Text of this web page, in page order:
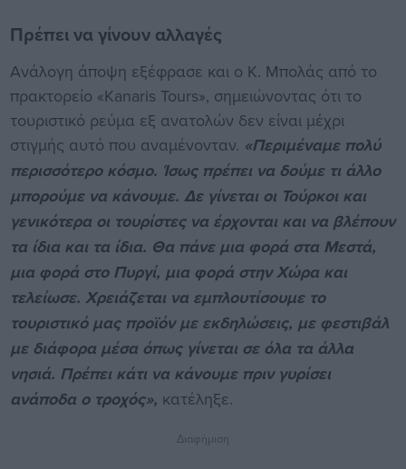
Πρέπει να γίνουν αλλαγές
Ανάλογη άποψη εξέφρασε και ο Κ. Μπολάς από το
πρακτορείο «Kanaris Tours», σημειώνοντας ότι το
τουριστικό ρεύμα εξ ανατολών δεν είναι μέχρι
στιγμής αυτό που αναμένονταν. «Περιμέναμε πολύ
περισσότερο κόσμο. Ίσως πρέπει να δούμε τι άλλο
μπορούμε να κάνουμε. Δε γίνεται οι Τούρκοι και
γενικότερα οι τουρίστες να έρχονται και να βλέπουν
τα ίδια και τα ίδια. Θα πάνε μια φορά στα Μεστά,
μια φορά στο Πυργί, μια φορά στην Χώρα και
τελείωσε. Χρειάζεται να εμπλουτίσουμε το
τουριστικό μας προϊόν με εκδηλώσεις, με φεστιβάλ
με διάφορα μέσα όπως γίνεται σε όλα τα άλλα
νησιά. Πρέπει κάτι να κάνουμε πριν γυρίσει
ανάποδα ο τροχός», κατέληξε.
Διαφήμιση